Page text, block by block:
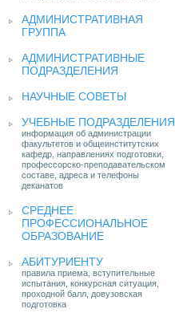
АДМИНИСТРАТИВНАЯ
ГРУППА
АДМИНИСТРАТИВНЫЕ
ПОДРАЗДЕЛЕНИЯ
НАУЧНЫЕ СОВЕТЫ
УЧЕБНЫЕ ПОДРАЗДЕЛЕНИЯ
информация об администрации
факультетов и общеинститутских
кафедр, направлениях подготовки,
профессорско-преподавательском
составе, адреса и телефоны
деканатов
СРЕДНЕЕ
ПРОФЕССИОНАЛЬНОЕ
ОБРАЗОВАНИЕ
АБИТУРИЕНТУ
правила приема, вступительные
испытания, конкурсная ситуация,
проходной балл, довузовская
подготовка